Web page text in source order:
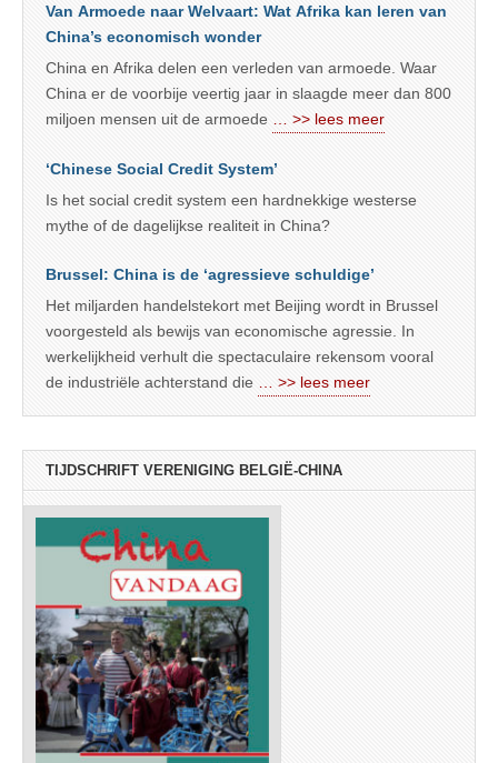
Van Armoede naar Welvaart: Wat Afrika kan leren van
China’s economisch wonder
China en Afrika delen een verleden van armoede. Waar
China er de voorbije veertig jaar in slaagde meer dan 800
miljoen mensen uit de armoede
… >> lees meer
‘Chinese Social Credit System’
Is het social credit system een hardnekkige westerse
mythe of de dagelijkse realiteit in China?
Brussel: China is de ‘agressieve schuldige’
Het miljarden handelstekort met Beijing wordt in Brussel
voorgesteld als bewijs van economische agressie. In
werkelijkheid verhult die spectaculaire rekensom vooral
de industriële achterstand die
… >> lees meer
TIJDSCHRIFT VERENIGING BELGIË-CHINA